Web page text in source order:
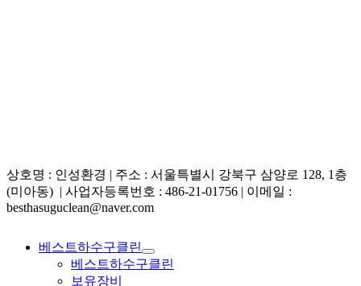
상호명 : 인성환경 | 주소 : 서울특별시 강북구 삼양로 128, 1층
(미아동) | 사업자등록번호 : 486-21-01756 | 이메일 :
besthasuguclean@naver.com
베스트하수구클린
베스트하수구클린
보유장비